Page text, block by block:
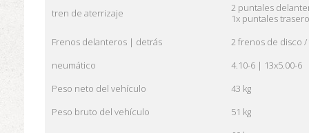
tren de aterrizaje
2 puntales
1x puntales
Frenos delanteros | detrás
2 frenos de disco
neumático
4.10-6 | 13x5.00-6
Peso neto del vehículo
43 kg
Peso bruto del vehículo
51 kg